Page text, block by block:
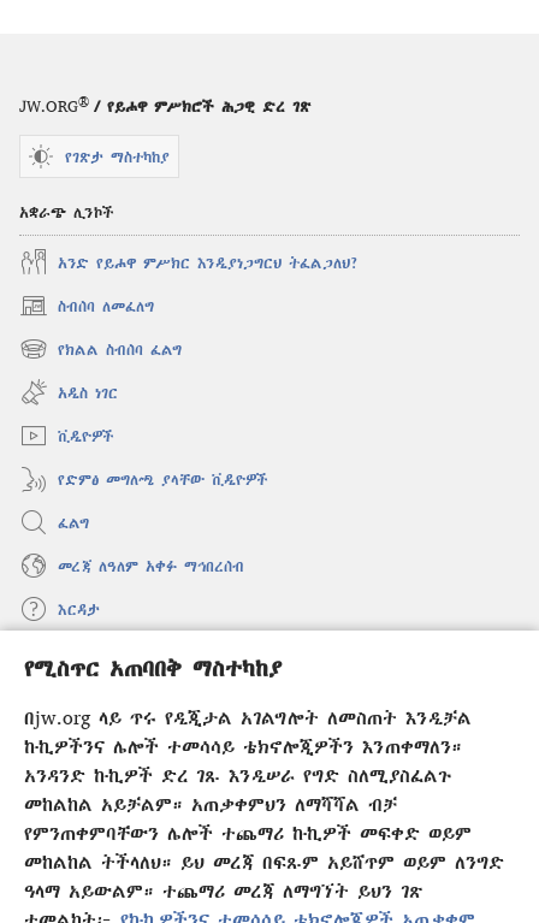
የሚስጥር አጠባበቅ ማስተካከያ
በjw.org ላይ ጥሩ የዲጂታል አገልግሎት ለመስጠት እንዲቻል
ኩኪዎችንና ሌሎች ተመሳሳይ ቴክኖሎጂዎችን እንጠቀማለን።
አንዳንድ ኩኪዎች ድረ ገጹ እንዲሠራ የግድ ስለሚያስፈልጉ
መከልከል አይቻልም። አጠቃቀምህን ለማሻሻል ብቻ
የምንጠቀምባቸውን ሌሎች ተጨማሪ ኩኪዎች መፍቀድ ወይም
መከልከል ትችላለህ። ይህ መረጃ በፍጹም አይሸጥም ወይም ለንግድ
ዓላማ አይውልም። ተጨማሪ መረጃ ለማግኘት ይህን ገጽ
JW.ORG® / የይሖዋ ምሥክሮች ሕጋዊ ድረ ገጽ
የገጽታ ማስተካከያ
አቋራጭ ሊንኮች
አንድ የይሖዋ ምሥክር እንዲያነጋግርህ ትፈልጋለህ?
ስብሰባ ለመፈለግ
(አዲስ
ዊንዶው
ክፈት)
የክልል ስብሰባ ፈልግ
(አዲስ
ዊንዶው
ክፈት)
አዲስ ነገር
ቪዲዮዎች
የድምፅ መግለጫ ያላቸው ቪዲዮዎች
ፈልግ
መረጃ ለዓለም አቀፉ ማኅበረሰብ
እርዳታ
መዋጮዎች
(አዲስ
ክፈት)
የመጠበቂያ ግንብ የኢንተርኔት ቤተ መጻሕፍት
(አዲስ
ዊንዶው
®
(አዲስ
ዊንዶው
JW Library ® አፕሊኬሽን